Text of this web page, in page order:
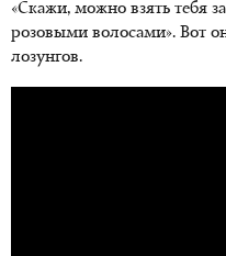
«Скажи, можно взять тебя
розовыми волосами». Вот
лозунгов.